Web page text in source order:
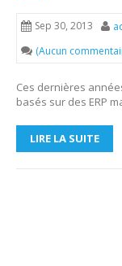
Sep 30, 2013
(Aucun
Ces dernières
basés sur des ERP
LIRE LA SUITE